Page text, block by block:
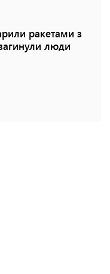
ракетами з
люди